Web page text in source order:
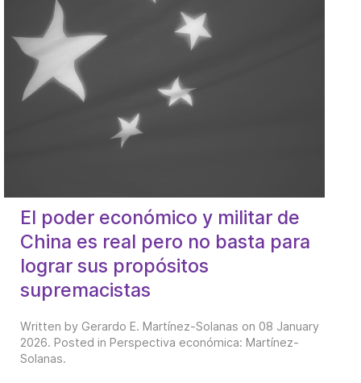
El poder económico y militar de
China es real pero no basta para
lograr sus propósitos
supremacistas
Written by Gerardo E. Martínez-Solanas on 08 January
2026. Posted in Perspectiva económica: Martínez-
Solanas.